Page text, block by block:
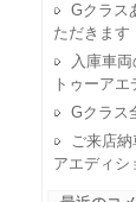
Gクラス
ただきます
入庫車
トゥーア
Gクラス
ご来店
アエディシ